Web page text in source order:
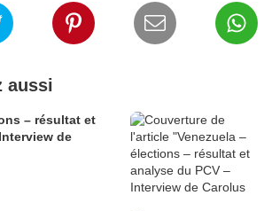
aussi
– résultat et
de